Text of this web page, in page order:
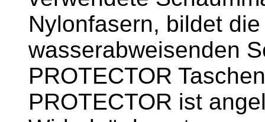
Nylonfasern, bildet
wasserabweisenden
PROTECTOR
PROTECTOR ist